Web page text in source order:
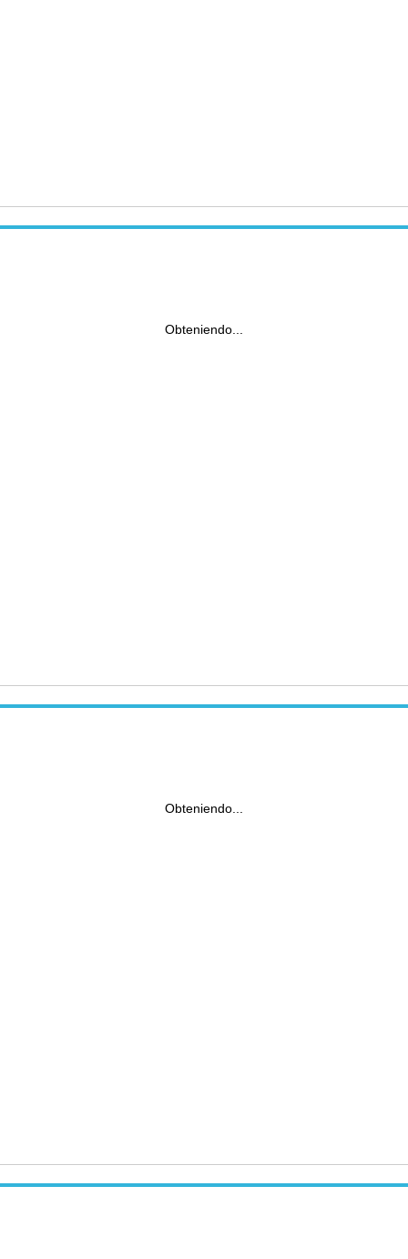
Obteniendo...
Obteniendo...